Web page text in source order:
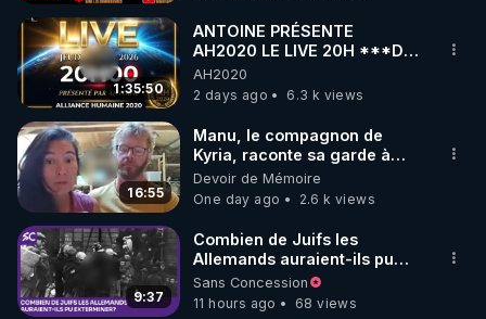
1:35:50
ANTOINE PRÉSENTE
AH2020 LE LIVE 20H ***DU
06/08/2026***
AH2020
2 days ago
6.3 k views
16:55
Manu, le compagnon de
Kyria, raconte sa garde à
vue musclée. PARTAGEZ!
Devoir de Mémoire
One day ago
2.6 k views
9:37
Combien de Juifs les
Allemands auraient-ils pu
exterminer?
Sans Concession
11 hours ago
68 views